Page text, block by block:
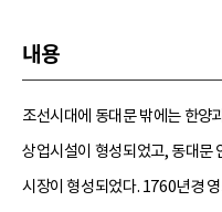
내용
조선시대에 동대문 밖에는 한양
상업시설이 형성되었고, 동대
시장이 형성되었다. 1760년경